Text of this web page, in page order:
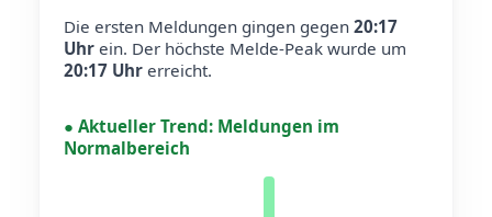
Die ersten Meldungen gingen gegen 20:17
Uhr ein. Der höchste Melde-Peak wurde um
20:17 Uhr erreicht.
● Aktueller Trend: Meldungen im
Normalbereich